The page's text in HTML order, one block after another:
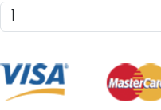
ROUGE